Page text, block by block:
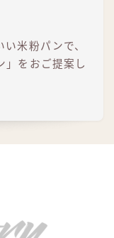
米粉パンで、
」をおご提案し